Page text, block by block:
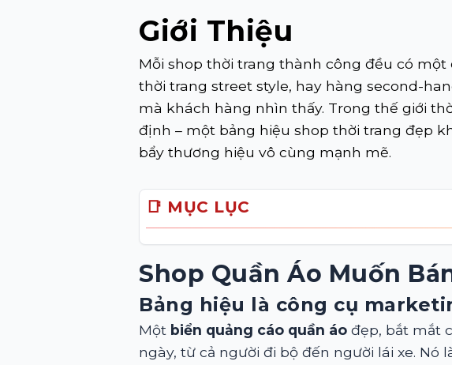
Giới Thiệu
Mỗi shop thời trang thành công đều có
thời trang street style, hay hàng second-
mà khách hàng nhìn thấy. Trong thế giới
định – một bảng hiệu shop thời trang đẹp
bẩy thương hiệu vô cùng mạnh mẽ.
📑 MỤC LỤC
Shop Quần Áo Muốn
Bảng hiệu là công cụ
Một biển quảng cáo quần áo đẹp, bắt mắt
ngày, từ cả người đi bộ đến người lái xe.